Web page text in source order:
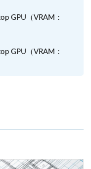
GPU（VRAM：
GPU（VRAM：